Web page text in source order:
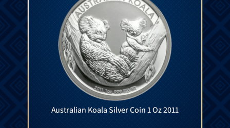
Australian Koala Silver Coin 1 Oz 2011